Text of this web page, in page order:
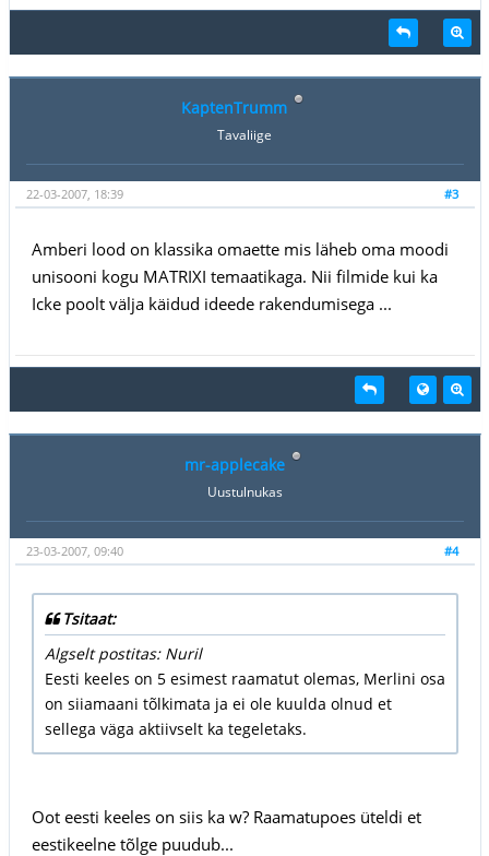
KaptenTrumm
Tavaliige
#3
22-03-2007, 18:39
Amberi lood on klassika omaette mis läheb oma moodi
unisooni kogu MATRIXI temaatikaga. Nii filmide kui ka
Icke poolt välja käidud ideede rakendumisega ...
mr-applecake
Uustulnukas
#4
23-03-2007, 09:40
Tsitaat:
Algselt postitas: Nuril
Eesti keeles on 5 esimest raamatut olemas, Merlini osa
on siiamaani tõlkimata ja ei ole kuulda olnud et
sellega väga aktiivselt ka tegeletaks.
Oot eesti keeles on siis ka w? Raamatupoes üteldi et
eestikeelne tõlge puudub...